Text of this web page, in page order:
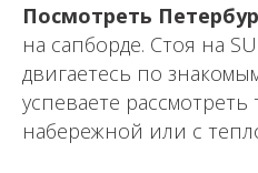
Посмотреть
на сапборде. Стоя на
двигаетесь по
успеваете
набережной или с